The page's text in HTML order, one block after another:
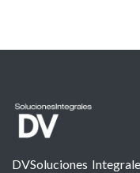
DVSoluciones